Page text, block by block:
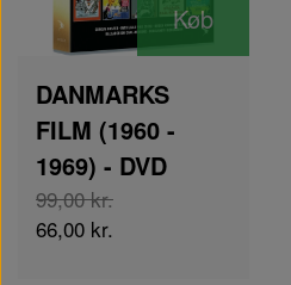
Køb
DANMARKS
FILM (1960 -
1969) - DVD
99,00 kr.
66,00 kr.